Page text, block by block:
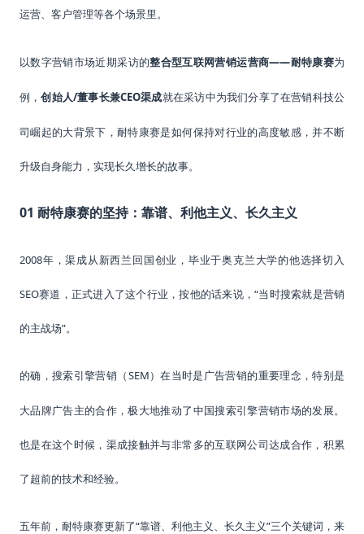
运营、客户管理等各个场景里。
以数字营销市场近期采访的整合型互联网营销运营商——耐特康赛为
例，创始人/董事长兼CEO渠成就在采访中为我们分享了在营销科技公
司崛起的大背景下，耐特康赛是如何保持对行业的高度敏感，并不断
升级自身能力，实现长久增长的故事。
01 耐特康赛的坚持： 靠谱、利他主义、长久主义
2008年，渠成从新西兰回国创业，毕业于奥克兰大学的他选择切入
SEO赛道，正式进入了这个行业，按他的话来说，“当时搜索就是营销
的主战场”。
的确，搜索引擎营销（ SEM）在当时是广告营销的重要理念，特别是
大品牌广告主的合作，极大地推动了中国搜索引擎营销市场的发展。
也是在这个时候，渠成接触并与非常多的互联网公司达成合作，积累
了超前的技术和经验。
五年前，耐特康赛更新了“靠谱、利他主义、长久主义”三个关键词，来